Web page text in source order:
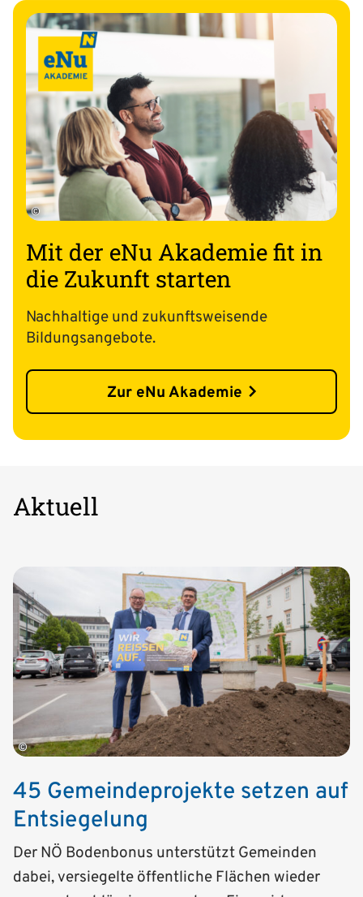
©
Mit der eNu Akademie fit in
die Zukunft starten
Nachhaltige und zukunftsweisende
Bildungsangebote.
Zur eNu Akademie
Aktuell
©
45 Gemeindeprojekte setzen auf
Entsiegelung
Der NÖ Bodenbonus unterstützt Gemeinden
dabei, versiegelte öffentliche Flächen wieder